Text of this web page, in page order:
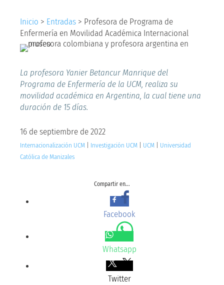
Inicio > Entradas > Profesora de Programa de
Enfermería en Movilidad Académica Internacional
La profesora Yanier Betancur Manrique del
Programa de Enfermería de la UCM, realiza su
movilidad académica en Argentina, la cual tiene una
duración de 15 días.
16 de septiembre de 2022
Internacionalización UCM Investigación UCM UCM
Universidad
Católica de Manizales
Compartir en...
Facebook
Whatsapp
Twitter